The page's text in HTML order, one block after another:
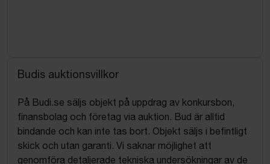
Budis auktionsvillkor
På Budi.se säljs objekt på uppdrag av konkursbon,
finansbolag och företag via auktion. Bud är alltid
bindande och kan inte tas bort. Objekt säljs i befintligt
skick och utan garanti. Vi saknar möjlighet att
genomföra detaljerade tekniska undersökningar av de